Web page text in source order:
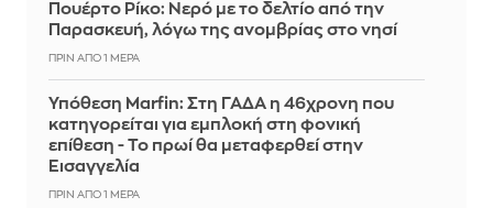
Πουέρτο Ρίκο: Νερό με το δελτίο από την
Παρασκευή, λόγω της ανομβρίας στο νησί
ΠΡΙΝ ΑΠΌ 1 ΜΈΡΑ
Υπόθεση Marfin: Στη ΓΑΔΑ η 46χρονη που
κατηγορείται για εμπλοκή στη φονική
επίθεση - Το πρωί θα μεταφερθεί στην
Εισαγγελία
ΠΡΙΝ ΑΠΌ 1 ΜΈΡΑ